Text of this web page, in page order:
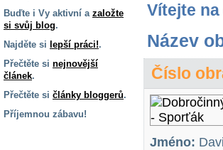
Buďte i Vy aktivní a založte
si svůj blog.
Najděte si lepší práci!.
Přečtěte si nejnovější
článek.
Přečtěte si články bloggerů.
Příjemnou zábavu!
Vítejte
Název
Číslo
Jméno: